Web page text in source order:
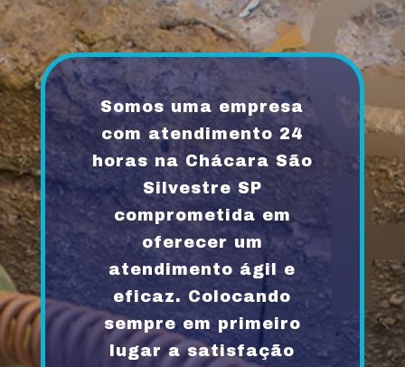
Somos uma empresa
com atendimento 24
horas na Chácara São
Silvestre SP
comprometida em
oferecer um
atendimento ágil e
eficaz. Colocando
sempre em primeiro
lugar a satisfação